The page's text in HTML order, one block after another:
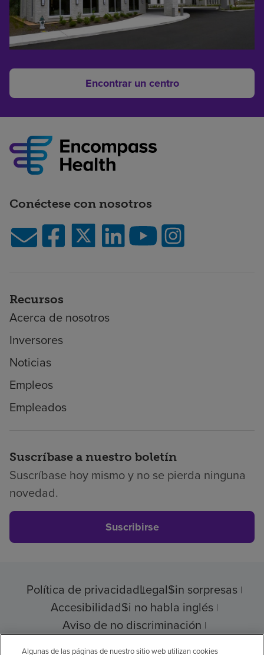
Encontrar un centro
Conéctese con nosotros
Recursos
Acerca de nosotros
Inversores
Noticias
Empleos
Empleados
Suscríbase a nuestro boletín
Suscríbase hoy mismo y no se pierda ninguna
novedad.
Suscribirse
Política de privacidadLegalSin sorpresas
AccesibilidadSi no habla inglés
Aviso de no discriminación
Algunas de las páginas de nuestro sitio web utilizan cookies